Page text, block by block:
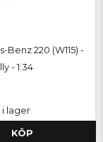
Benz 220 (W115) -
- 1:34
i lager
KÖP